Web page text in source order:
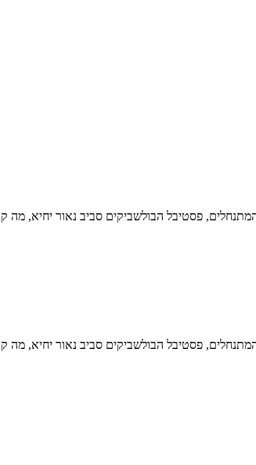
סביב נאור יחיא, מה קרה בתיק 4000 עד כה, ההתפרצות החדשה
סביב נאור יחיא, מה קרה בתיק 4000 עד כה, ההתפרצות החדשה